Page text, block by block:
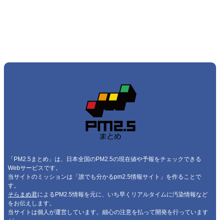
「PM2.5まとめ」は、日本全国のPM2.5の現在値や予報をチェックできる
Webサービスです。
当サイトのミッションは「誰でも分かるpm2.5情報サイト」を作ることで
す。
そらまめ君によるPM2.5情報を元に、いち早くリアルタイムに汚染情報など
をお伝えします。
当サイトは個人が運営しています。細心の注意を払って開発を行っています